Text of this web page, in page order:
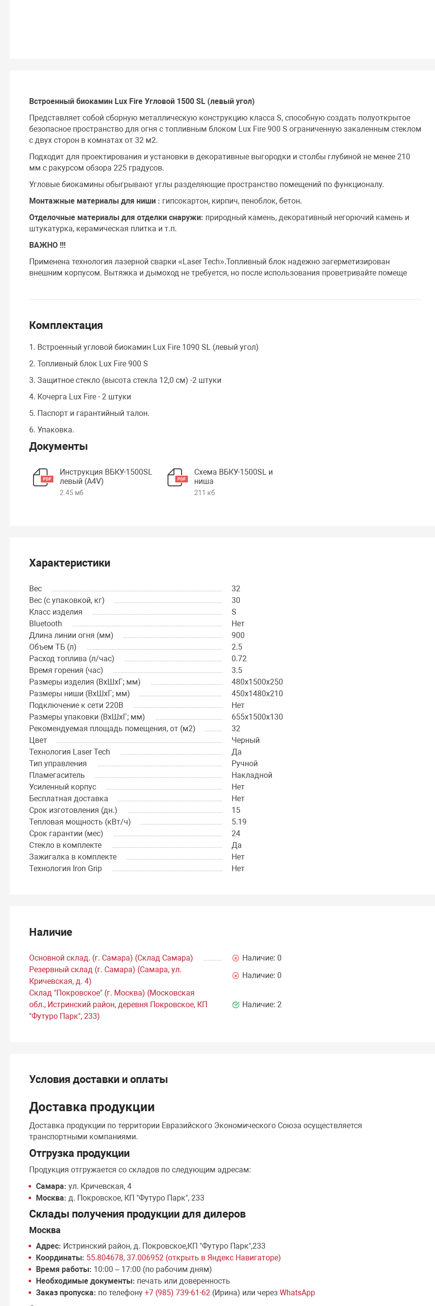
Встроенный биокамин Lux Fire Угловой 1500 SL (левый угол)
Представляет собой сборную металлическую конструкцию класса S, способную создать полуоткрытое
безопасное пространство для огня c топливным блоком Lux Fire 900 S ограниченную закаленным стеклом
с двух сторон в комнатах от 32 м2.
Подходит для проектирования и установки в декоративные выгородки и столбы глубиной не менее 210
мм с ракурсом обзора 225 градусов.
Угловые биокамины обыгрывают углы разделяющие пространство помещений по функционалу.
Монтажные материалы для ниши : гипсокартон, кирпич, пеноблок, бетон.
Отделочные материалы для отделки снаружи: природный камень, декоративный негорючий камень и
штукатурка, керамическая плитка и т.п.
ВАЖНО !!!
Применена технология лазерной сварки «Laser Tech».Топливный блок надежно загерметизирован
внешним корпусом. Вытяжка и дымоход не требуется, но после использования проветривайте помеще
Комплектация
1. Встроенный угловой биокамин Lux Fire 1090 SL (левый угол)
2. Топливный блок Lux Fire 900 S
3. Защитное стекло (высота стекла 12,0 см) -2 штуки
4. Кочерга Lux Fire - 2 штуки
5. Паспорт и гарантийный талон.
6. Упаковка.
Документы
Инструкция ВБКУ-1500SL
левый (А4V)
2.45 мб
Схема ВБКУ-1500SL и
ниша
211 кб
Характеристики
Вес
32
Вес (с упаковкой, кг)
30
Класс изделия
S
Bluetooth
Нет
Длина линии огня (мм)
900
Объем ТБ (л)
2.5
Расход топлива (л/час)
0.72
Время горения (час)
3.5
Размеры изделия (ВхШхГ; мм)
480х1500х250
Размеры ниши (ВхШхГ; мм)
450х1480х210
Подключение к сети 220В
Нет
Размеры упаковки (ВхШхГ; мм)
655х1500х130
Рекомендуемая площадь помещения, от (м2)
32
Цвет
Черный
Технология Laser Tech
Да
Тип управления
Ручной
Пламегаситель
Накладной
Усиленный корпус
Нет
Бесплатная доставка
Нет
Срок изготовления (дн.)
15
Тепловая мощность (кВт/ч)
5.19
Срок гарантии (мес)
24
Стекло в комплекте
Да
Зажигалка в комплекте
Нет
Технология Iron Grip
Нет
Наличие
Основной склад. (г. Самара) (Склад Самара) Наличие: 0
Резервный склад (г. Самара) (Самара, ул.
Кричевская, д. 4)
Наличие: 0
Склад "Покровское" (г. Москва) (Московская
обл., Истринский район, деревня Покровское, КП
"Футуро Парк", 233)
Наличие: 2
Условия доставки и оплаты
Доставка продукции
Доставка продукции по территории Евразийского Экономического Союза осуществляется
транспортными компаниями.
Отгрузка продукции
Продукция отгружается со складов по следующим адресам:
Самара: ул. Кричевская, 4
Москва: д. Покровское, КП "Футуро Парк", 233
Склады получения продукции для дилеров
Москва
Адрес: Истринский район, д. Покровское,КП "Футуро Парк",233
Координаты: 55.804678, 37.006952 (открыть в Яндекс Навигаторе)
Время работы: 10:00 – 17:00 (по рабочим дням)
Необходимые документы: печать или доверенность
Заказ пропуска: по телефону+7 (985) 739-61-62 (Ирина) или черезWhatsApp